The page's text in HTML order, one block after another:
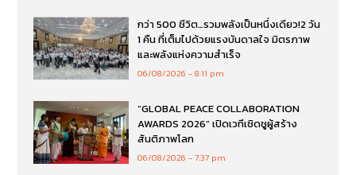
กว่า 500 ชีวิต…รวมพลังเป็นหนึ่งเดียว!2 วัน
1 คืน ที่เต็มไปด้วยแรงบันดาลใจ มิตรภาพ
และพลังแห่งความสำเร็จ
06/08/2026 8:11 pm
“GLOBAL PEACE COLLABORATION
AWARDS 2026” เปิดเวทีเชิดชูผู้สร้าง
สันติภาพโลก
06/08/2026 7:37 pm